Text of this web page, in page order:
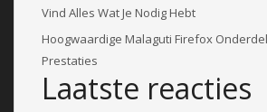
Vind Alles Wat Je Nodig Hebt
Hoogwaardige Malaguti Firefox
Prestaties
Laatste reacties